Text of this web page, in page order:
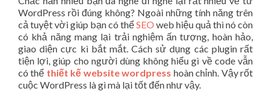
WordPress rồi đúng không? Ngoài những tính năng trên
cả tuyệt vời giúp bạn có thểSEO web hiệu quả thì nó còn
có khả năng mang lại trải nghiệm ấn tượng, hoàn hảo,
giao diện cực kì bắt mắt. Cách sử dụng các plugin rất
tiện lợi, giúp cho người dùng không hiểu gì về code vẫn
có thể thiết kế website wordpress hoàn chỉnh. Vậy rốt
cuộc WordPress là gì mà lại tốt đến như vậy.